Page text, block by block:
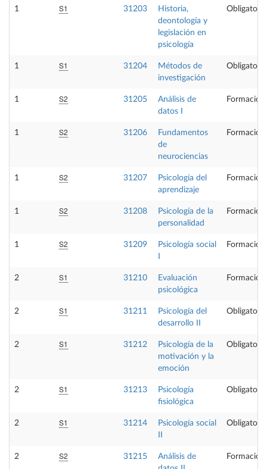
1 S1 31203
Historia,
deontología y
legislación en
psicología
Obligatoria
1 S1 31204
Métodos de
investigación
Obligatoria
1 S2 31205
Análisis de
datos I
Formación
1 S2 31206
Fundamentos
de
neurociencias
Formación
1 S2 31207
Psicología del
aprendizaje
Formación
1 S2 31208
Psicología de la
personalidad
Formación
1 S2 31209
Psicología social
Formación
2 S1 31210
Evaluación
psicológica
Formación
2 S1 31211
Psicología del
desarrollo II
Obligatoria
2 S1 31212
Psicología de la
motivación y la
emoción
Obligatoria
2 S1 31213
Psicología
fisiológica
Obligatoria
2 S1 31214
Psicología social
Obligatoria
2 S2 31215
Análisis de
Formación